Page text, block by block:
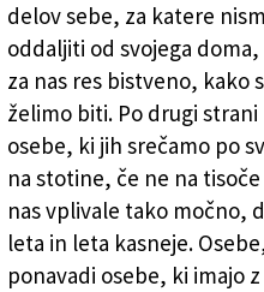
delov sebe, za katere
oddaljiti od svojega
za nas res bistveno, kako
želimo biti. Po drugi
osebe, ki jih srečamo po
na stotine, če ne na
nas vplivale tako močno,
leta in leta kasneje.
ponavadi osebe, ki imajo